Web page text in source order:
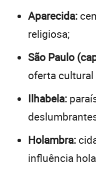
Aparecida:
religiosa;
São Paulo
oferta
Ilhabela:
Holambra:
influência